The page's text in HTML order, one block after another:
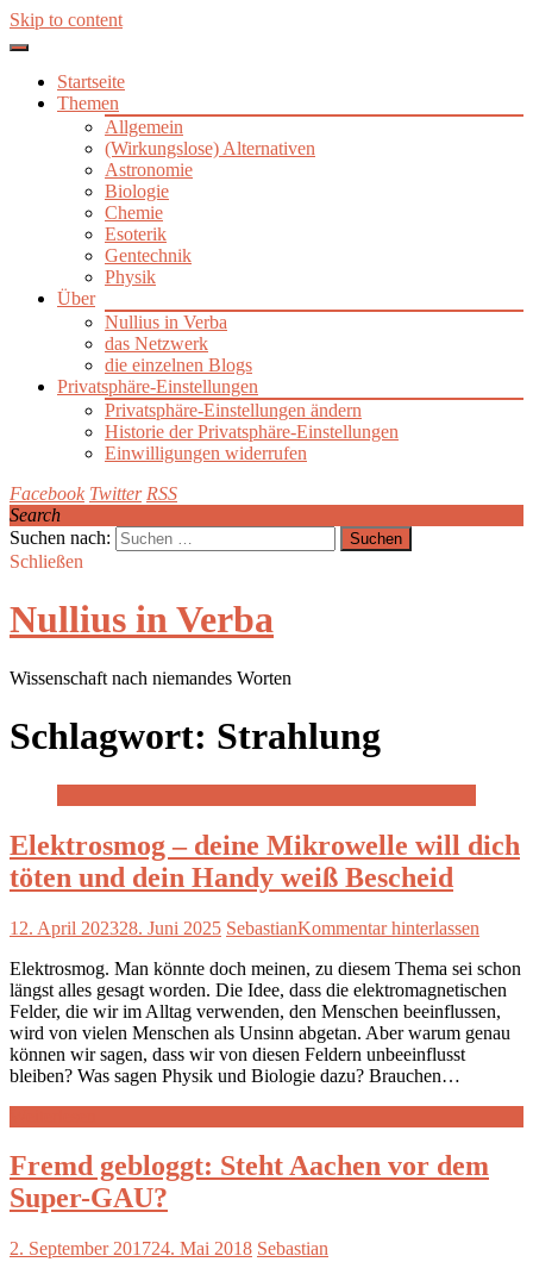
Skip to content
Startseite
Themen
Allgemein
(Wirkungslose) Alternativen
Astronomie
Biologie
Chemie
Esoterik
Gentechnik
Physik
Über
Nullius in Verba
das Netzwerk
die einzelnen Blogs
Privatsphäre-Einstellungen
Privatsphäre-Einstellungen ändern
Historie der Privatsphäre-Einstellungen
Einwilligungen widerrufen
Facebook Twitter RSS
Search
Suchen nach:
Schließen
Nullius in Verba
Wissenschaft nach niemandes Worten
Schlagwort: Strahlung
Elektrosmog – deine Mikrowelle will dich
töten und dein Handy weiß Bescheid
12. April 202328. Juni 2025 SebastianKommentar hinterlassen
Elektrosmog. Man könnte doch meinen, zu diesem Thema sei schon
längst alles gesagt worden. Die Idee, dass die elektromagnetischen
Felder, die wir im Alltag verwenden, den Menschen beeinflussen,
wird von vielen Menschen als Unsinn abgetan. Aber warum genau
können wir sagen, dass wir von diesen Feldern unbeeinflusst
bleiben? Was sagen Physik und Biologie dazu? Brauchen…
Fremd gebloggt: Steht Aachen vor dem
Super-GAU?
2. September 201724. Mai 2018 Sebastian